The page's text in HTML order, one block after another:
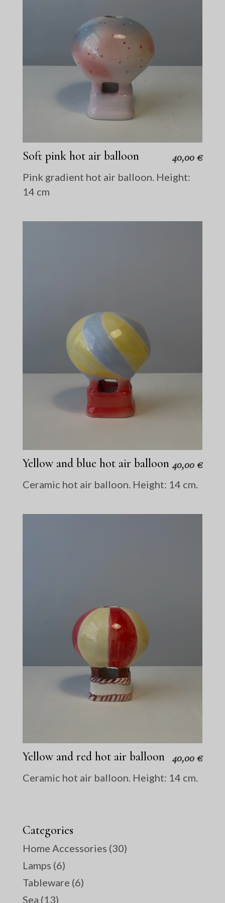
Soft pink hot air balloon 40,00 €
Pink gradient hot air balloon. Height:
14 cm
Yellow and blue hot air balloon 40,00 €
Ceramic hot air balloon. Height: 14 cm.
Yellow and red hot air balloon 40,00 €
Ceramic hot air balloon. Height: 14 cm.
Categories
Home Accessories (30)
Lamps (6)
Tableware (6)
Sea (13)